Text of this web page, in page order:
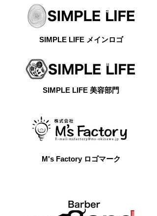
SIMPLE LIFE メインロゴ
SIMPLE LIFE 美容部門
M's Factory ロゴマーク